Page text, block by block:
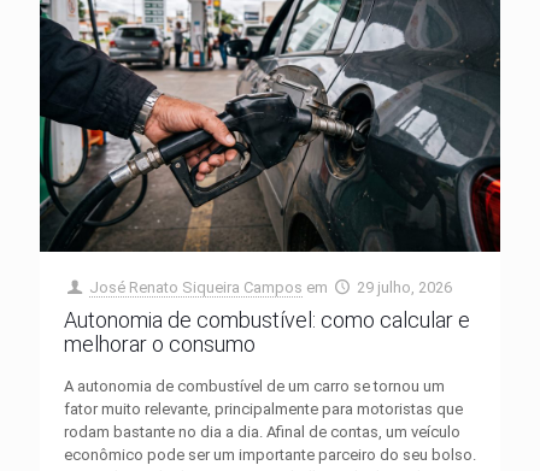
José Renato Siqueira Campos em 29 julho, 2026
Autonomia de combustível: como calcular e
melhorar o consumo
A autonomia de combustível de um carro se tornou um
fator muito relevante, principalmente para motoristas que
rodam bastante no dia a dia. Afinal de contas, um veículo
econômico pode ser um importante parceiro do seu bolso.